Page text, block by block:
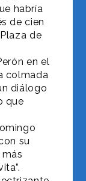
habría
de cien
de
en el
colmada
diálogo
que
su